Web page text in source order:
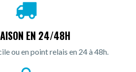
EN 24/48H
ou en point relais en 24 à 48h.